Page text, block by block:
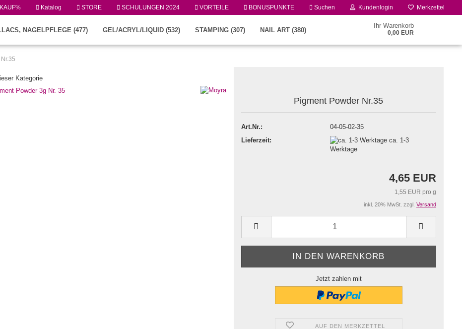
Katalog STORE SCHULUNGEN 2024 VORTEILE BONUSPUNKTE Suchen Kundenlogin
Konto erstellen
Merkzettel
Ihr Warenkorb
0,00 EUR
NAGELPFLEGE (477) GEL/ACRYL/LIQUID (532) STAMPING (307) NAIL ART (380)
Kategorie
Pigment Powder Nr.35
Art.Nr.:
04-05-02-35
Lieferzeit:
ca. 1-3
Werktage
4,65 EUR
1,55 EUR pro g
inkl. 20% MwSt. zzgl. Versand
Jetzt zahlen mit
AUF DEN MERKZETTEL